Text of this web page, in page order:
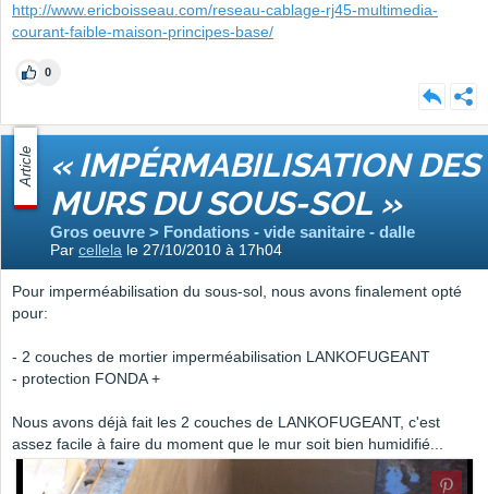
http://www.ericboisseau.com/reseau-cablage-rj45-multimedia-
courant-faible-maison-principes-base/
0
Article « IMPÉRMABILISATION DES
MURS DU SOUS-SOL »
Gros oeuvre > Fondations - vide sanitaire - dalle
Par cellela le 27/10/2010 à 17h04
Pour imperméabilisation du sous-sol, nous avons finalement opté
pour:
- 2 couches de mortier imperméabilisation LANKOFUGEANT
- protection FONDA +
Nous avons déjà fait les 2 couches de LANKOFUGEANT, c'est
assez facile à faire du moment que le mur soit bien humidifié...